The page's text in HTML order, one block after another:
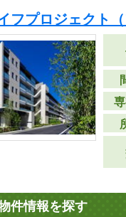
フプロジェクト
件情報を探す